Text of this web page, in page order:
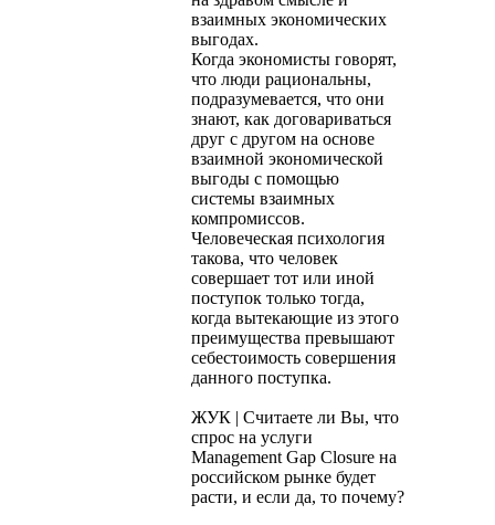
взаимных экономических
выгодах.
Когда экономисты говорят,
что люди рациональны,
подразумевается, что они
знают, как договариваться
друг с другом на основе
взаимной экономической
выгоды с помощью
системы взаимных
компромиссов.
Человеческая психология
такова, что человек
совершает тот или иной
поступок только тогда,
когда вытекающие из этого
преимущества превышают
себестоимость совершения
данного поступка.
ЖУК | Считаете ли Вы, что
спрос на услуги
Management Gap Closure на
российском рынке будет
расти, и если да, то почему?